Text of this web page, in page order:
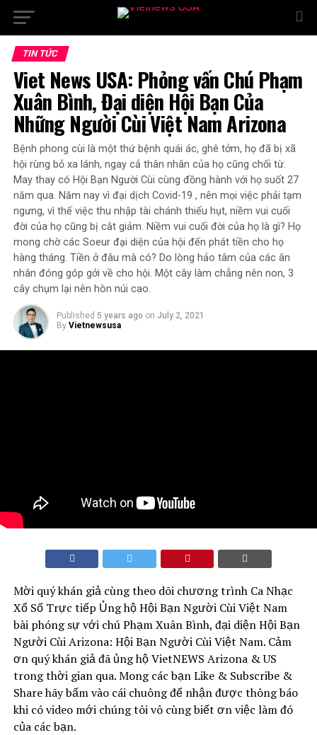
TIN TỨC
Viet News USA: Phỏng vấn Chú Phạm
Xuân Bình, Đại diện Hội Bạn Của
Những Người Cùi Việt Nam Arizona
Bệnh phong cùi là một thứ bệnh quái ác, ghê tởm, họ đã bị xã
hội rùng bỏ xa lánh, ngay cả thân nhân của họ cũng chối từ.
May thay có Hội Bạn Người Cùi cùng đồng hành với họ suốt 27
năm qua. Năm nay vì đại dịch Covid-19 , nên mọi việc phải tạm
ngưng, vì thế việc thu nhập tài chánh thiếu hụt, niềm vui cuối
đời của họ cũng bị cắt giảm. Niềm vui cuối đời của họ là gì? Họ
mong chờ các Soeur đại diện của hội đến phát tiền cho họ
hàng tháng. Tiền ở đâu mà có? Do lòng hảo tâm của các ân
nhân đóng góp gởi về cho hội. Một cây làm chẳng nên non, 3
cây chụm lại nên hòn núi cao.
Published 5 years ago on July 2, 2021
By Vietnewsusa
Mời quý khán giả cùng theo dõi chương trình Ca Nhạc
Xổ Số Trực tiếp Ủng hộ Hội Bạn Người Cùi Việt Nam
bài phóng sự với chú Phạm Xuân Bình, đại diện Hội Bạn
Người Cùi Arizona: Hội Bạn Người Cùi Việt Nam. Cảm
ơn quý khán giả đã ủng hộ VietNEWS Arizona & US
trong thời gian qua. Mong các bạn Like & Subscribe &
Share hãy bấm vào cái chuông để nhận được thông báo
khi có video mới chúng tôi vô cùng biết ơn việc làm đó
của các bạn.